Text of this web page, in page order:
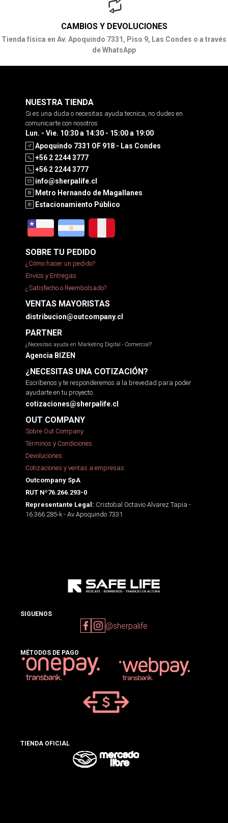
CAMBIOS Y DEVOLUCIONES
Tienda física en Av. Apoquindo 7331, Piso 9, Las Condes o a través
de WhatsApp
NUESTRA TIENDA
Si es una duda o necesitas ayuda tecnica, no dudes en
comunicarte con nosotros
Lun. - Vie. 10:30 a 14:30 - 15:00 a 19:00
Apoquindo 7331 OF 918 - Las Condes
+56 2 2244 3777
+56 2 2244 3777
info@sherpalife.cl
Metro Hernando de Magallanes
Estacionamiento Público
SOBRE TU PEDIDO
¿Cómo hacer un pedido?
Envíos y Entregas
¿Satisfecho o Reembolsado?
VENTAS MAYORISTAS
distribucion@outcompany.cl
PARTNER
¿Necesitas ayuda en Marketing Digital - Comercial?
Agencia BIZEN
¿NECESITAS UNA COTIZACIÓN?
Escríbenos y te responderemos a la brevedad para poder
ayudarte en tu proyecto.
cotizaciones@sherpalife.cl
OUT COMPANY
Sobre Out Company
Términos y Condiciones
Devoluciones
Cotizaciones y ventas a empresas
Outcompany SpA
RUT Nº76.266.293-0
Representante Legal: Cristobal Octavio Alvarez Tapia -
16.366.285-k - Av Apoquindo 7331
SIGUENOS
@sherpalife
MÉTODOS DE PAGO
TIENDA OFICIAL